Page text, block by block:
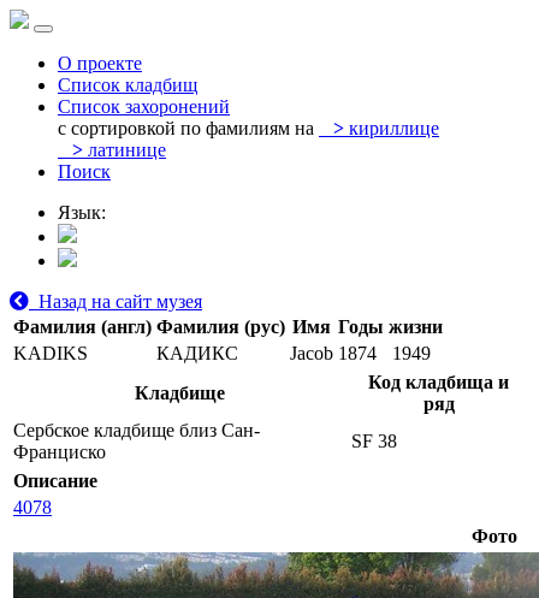
О проекте
Список кладбищ
Список захоронений
с сортировкой по фамилиям на
> кириллице
> латинице
Поиск
Язык:
Назад на сайт музея
Фамилия (англ) Фамилия (рус) Имя Годы жизни
KADIKS
КАДИКС Jacob 1874
1949
Кладбище
Код кладбища и
ряд
Сербское кладбище близ Сан-
Франциско
SF 38
Описание
4078
Фото